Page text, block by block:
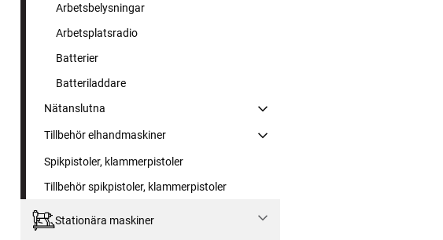
Arbetsbelysningar
Arbetsplatsradio
Batterier
Batteriladdare
Nätanslutna
Tillbehör elhandmaskiner
Spikpistoler, klammerpistoler
Tillbehör spikpistoler, klammerpistoler
Stationära maskiner